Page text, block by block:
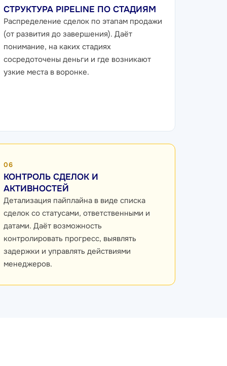
СТРУКТУРА PIPELINE ПО СТАДИЯМ
Распределение сделок по этапам продажи
(от развития до завершения). Даёт
понимание, на каких стадиях
сосредоточены деньги и где возникают
узкие места в воронке.
06
КОНТРОЛЬ СДЕЛОК И
АКТИВНОСТЕЙ
Детализация пайплайна в виде списка
сделок со статусами, ответственными и
датами. Даёт возможность
контролировать прогресс, выявлять
задержки и управлять действиями
менеджеров.